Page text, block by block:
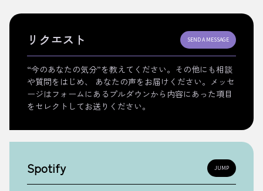
リクエスト SEND A MESSAGE
“今のあなたの気分”を教えてください。その他にも相談
や質問をはじめ、 あなたの声をお届けください。メッセ
ージはフォームにあるプルダウンから内容にあった項目
をセレクトしてお送りください。
Spotify JUMP